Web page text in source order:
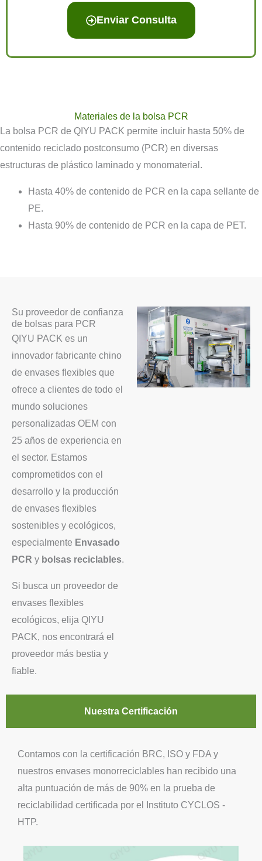
Enviar Consulta
Materiales de la bolsa PCR
La bolsa PCR de QIYU PACK permite incluir hasta 50% de
contenido reciclado postconsumo (PCR) en diversas
estructuras de plástico laminado y monomaterial.
Hasta 40% de contenido de PCR en la capa sellante de
PE.
Hasta 90% de contenido de PCR en la capa de PET.
Su proveedor de confianza
de bolsas para PCR
QIYU PACK es un
innovador fabricante chino
de envases flexibles que
ofrece a clientes de todo el
mundo soluciones
personalizadas OEM con
25 años de experiencia en
el sector. Estamos
comprometidos con el
desarrollo y la producción
de envases flexibles
sostenibles y ecológicos,
especialmente Envasado
PCR y bolsas reciclables.
Si busca un proveedor de
envases flexibles
ecológicos, elija QIYU
PACK, nos encontrará el
proveedor más bestia y
fiable.
Nuestra Certificación
Contamos con la certificación BRC, ISO y FDA y
nuestros envases monorreciclables han recibido una
alta puntuación de más de 90% en la prueba de
reciclabilidad certificada por el Instituto CYCLOS -
HTP.